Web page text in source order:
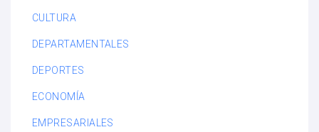
CULTURA
DEPARTAMENTALES
DEPORTES
ECONOMÍA
EMPRESARIALES